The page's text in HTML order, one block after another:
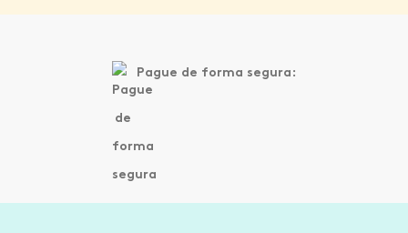
Pague de forma segura: